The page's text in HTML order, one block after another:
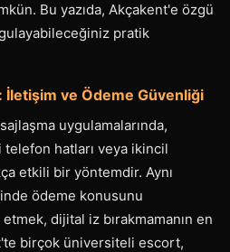
Bu yazıda, Akçakent'e özgü
pratik
İletişim ve Ödeme Güvenliği
uygulamalarında,
hatları veya ikincil
etkili bir yöntemdir. Aynı
ödeme konusunu
dijital iz bırakmamanın en
birçok üniversiteli escort,